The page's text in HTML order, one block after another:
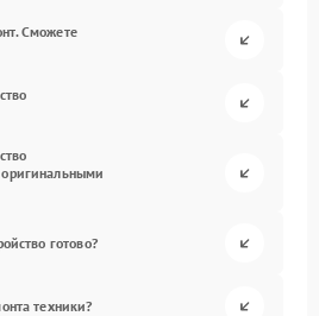
Сможете
оригинальными
готово?
техники?